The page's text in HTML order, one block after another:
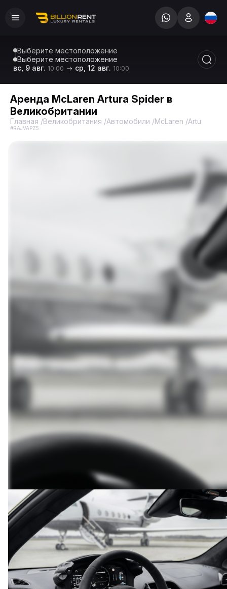
Выберите местоположение
Выберите местоположение
вс, 9 авг. 10:00 ср, 12 авг. 10:00
Аренда McLaren Artura Spider в
Великобритании
Главная /Великобритания /Автомобили /McLaren /Artura
#RAJVAPZ5